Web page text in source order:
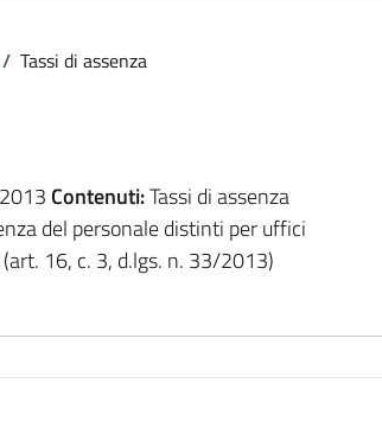
/ Tassi di assenza
Contenuti:Tassi di assenza
del personale distinti per uffici
16, c. 3, d.lgs. n. 33/2013)